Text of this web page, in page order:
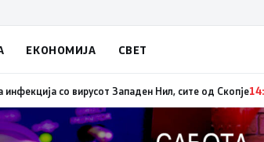
ЕКОНОМИЈА СВЕТ
авион ќе биде транспортирано во Македонија